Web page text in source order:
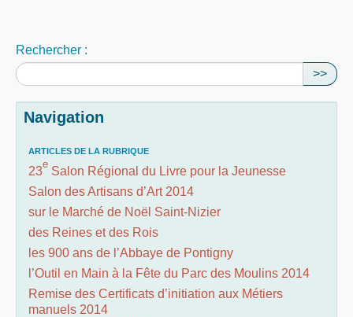
Rechercher :
>>
Navigation
ARTICLES DE LA RUBRIQUE
23
e
Salon Régional du Livre pour la Jeunesse
Salon des Artisans d’Art 2014
sur le Marché de Noël Saint-Nizier
des Reines et des Rois
les 900 ans de l’Abbaye de Pontigny
l’Outil en Main à la Fête du Parc des Moulins 2014
Remise des Certificats d’initiation aux Métiers
manuels 2014